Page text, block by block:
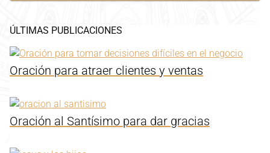
ÚLTIMAS PUBLICACIONES
Oración para atraer clientes y ventas
Oración al Santísimo para dar gracias